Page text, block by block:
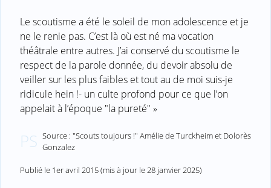
Le scoutisme a été le soleil de mon adolescence et je
ne le renie pas. C’est là où est né ma vocation
théâtrale entre autres. J’ai conservé du scoutisme le
respect de la parole donnée, du devoir absolu de
veiller sur les plus faibles et tout au de moi suis-je
ridicule hein !- un culte profond pour ce que l’on
appelait à l’époque "la pureté" »
PS Source : "Scouts toujours !" Amélie de Turckheim et Dolorès
Gonzalez
Publié le 1er avril 2015(mis à jour le28 janvier 2025)